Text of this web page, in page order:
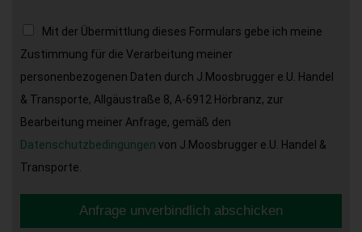
Mit der Übermittlung dieses Formulars gebe ich meine
Zustimmung für die Verarbeitung meiner
personenbezogenen Daten durch J.Moosbrugger e.U. Handel
& Transporte, Allgäustraße 8, A-6912 Hörbranz, zur
Bearbeitung meiner Anfrage, gemäß den
Datenschutzbedingungen von J.Moosbrugger e.U. Handel &
Transporte.
Anfrage unverbindlich abschicken